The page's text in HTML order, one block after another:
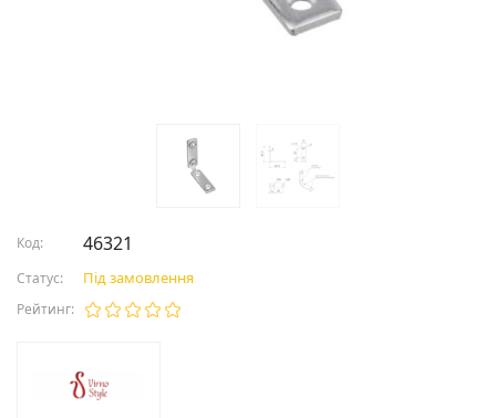
Код: 46321
Статус: Під замовлення
Рейтинг: